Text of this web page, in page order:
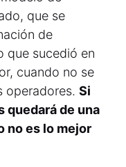
que se
de
que sucedió en
cuando no se
operadores. Si
quedará de una
no es lo mejor